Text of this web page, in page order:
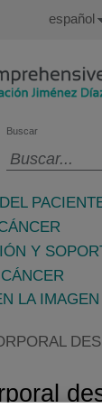
Buscar
Idioma
Español
Y
LA